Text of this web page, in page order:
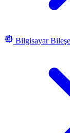
Bilgisayar